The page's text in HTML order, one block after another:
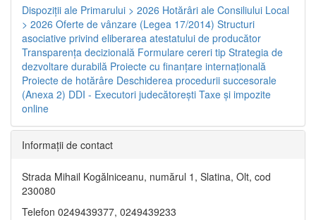
Dispoziţii ale Primarului > 2026 Hotărâri ale Consiliului Local
> 2026 Oferte de vânzare (Legea 17/2014) Structuri
asociative privind eliberarea atestatului de producător
Transparenţa decizională Formulare cereri tip Strategia de
dezvoltare durabilă Proiecte cu finanţare internaţională
Proiecte de hotărâre Deschiderea procedurii succesorale
(Anexa 2) DDI - Executori judecătorești Taxe şi impozite
online
Informaţii de contact
Strada Mihail Kogălniceanu, numărul 1, Slatina, Olt, cod
230080
Telefon 0249439377, 0249439233